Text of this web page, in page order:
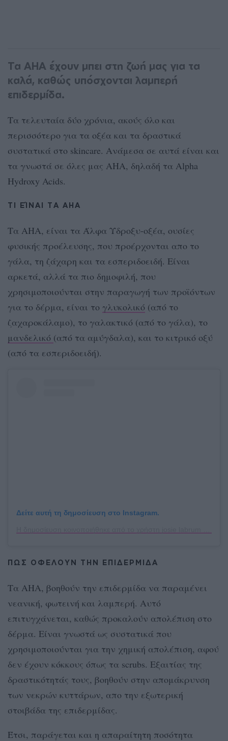
Τα AHA έχουν μπει στη ζωή μας για τα
καλά, καθώς υπόσχονται λαμπερή
επιδερμίδα.
Τα τελευταία δύο χρόνια, ακούς όλο και
περισσότερο για τα οξέα και τα δραστικά
συστατικά στο skincare. Ανάμεσα σε αυτά είναι και
τα γνωστά σε όλες μας AHA, δηλαδή τα Alpha
Hydroxy Acids.
ΤΙ ΕΊΝΑΙ ΤΑ AHA
Τα AHA, είναι τα Άλφα Υδροξυ-οξέα, ουσίες
φυσικής προέλευσης, που προέρχονται απο το
γάλα, τη ζάχαρη και τα εσπεριδοειδή. Είναι
αρκετά, αλλά τα πιο δημοφιλή, που
χρησιμοποιούνται στην παραγωγή των προϊόντων
για το δέρμα, είναι το γλυκολικό (από το
ζαχαροκάλαμο), το γαλακτικό (από το γάλα), το
μανδελικό (από τα αμύγδαλα), και το κιτρικό οξύ
(από τα εσπεριδοειδή).
Δείτε αυτή τη δημοσίευση στο Instagram.
ΠΩΣ ΟΦΕΛΟΥΝ ΤΗΝ ΕΠΙΔΕΡΜΙΔΑ
Τα AHA, βοηθούν την επιδερμίδα να παραμένει
νεανική, φωτεινή και λαμπερή. Αυτό
επιτυγχάνεται, καθώς προκαλούν απολέπιση στο
δέρμα. Είναι γνωστά ως συστατικά που
χρησιμοποιούνται για την χημική απολέπιση, αφού
δεν έχουν κόκκους όπως τα scrubs. Εξαιτίας της
δραστικότητάς τους, βοηθούν στην απομάκρυνση
των νεκρών κυττάρων, απο την εξωτερική
στοιβάδα της επιδερμίδας.
Έτσι, παράγεται και η απαραίτητη ποσότητα